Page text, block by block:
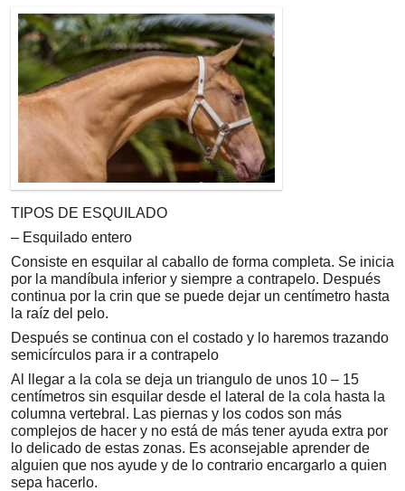
TIPOS DE ESQUILADO
– Esquilado entero
Consiste en esquilar al caballo de forma completa. Se inicia
por la mandíbula inferior y siempre a contrapelo. Después
continua por la crin que se puede dejar un centímetro hasta
la raíz del pelo.
Después se continua con el costado y lo haremos trazando
semicírculos para ir a contrapelo
Al llegar a la cola se deja un triangulo de unos 10 – 15
centímetros sin esquilar desde el lateral de la cola hasta la
columna vertebral. Las piernas y los codos son más
complejos de hacer y no está de más tener ayuda extra por
lo delicado de estas zonas. Es aconsejable aprender de
alguien que nos ayude y de lo contrario encargarlo a quien
sepa hacerlo.